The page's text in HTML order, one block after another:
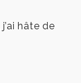
hâte de